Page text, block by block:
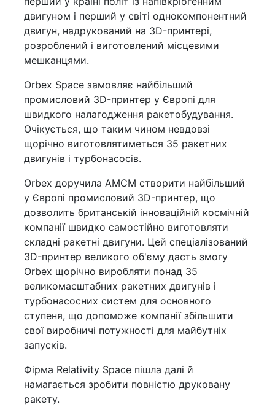
двигуном і перший у світі однокомпонентний
двигун, надрукований на 3D-принтері,
розроблений і виготовлений місцевими
мешканцями.
Orbex Space замовляє найбільший
промисловий 3D-принтер у Європі для
швидкого налагодження ракетобудування.
Очікується, що таким чином невдовзі
щорічно виготовлятиметься 35 ракетних
двигунів і турбонасосів.
Orbex доручила AMCM створити найбільший
у Європі промисловий 3D-принтер, що
дозволить британській інноваційній космічній
компанії швидко самостійно виготовляти
складні ракетні двигуни. Цей спеціалізований
3D-принтер великого об'єму дасть змогу
Orbex щорічно виробляти понад 35
великомасштабних ракетних двигунів і
турбонасосних систем для основного
ступеня, що допоможе компанії збільшити
свої виробничі потужності для майбутніх
запусків.
Фірма Relativity Space пішла далі й
намагається зробити повністю друковану
ракету.